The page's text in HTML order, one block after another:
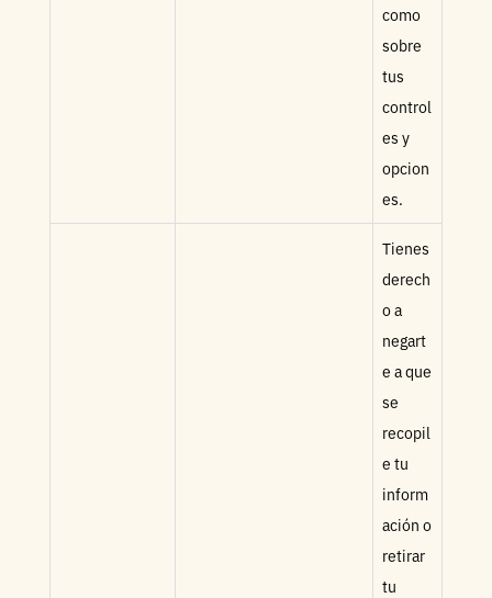
como
sobre
tus
control
es y
opcion
es.
Tienes
derech
o a
negart
e a que
se
recopil
e tu
inform
ación o
retirar
tu